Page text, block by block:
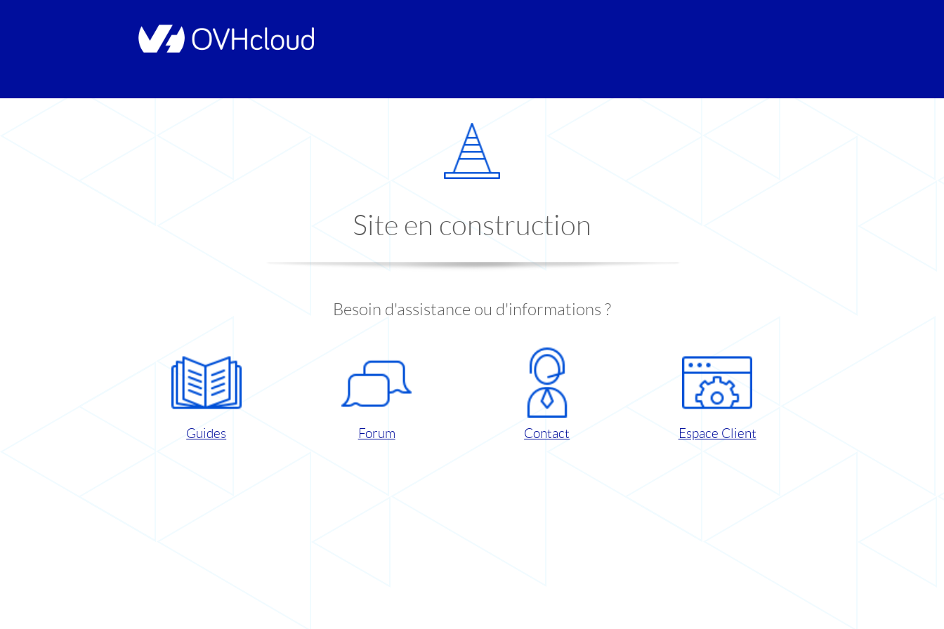
Site en construction
Besoin d'assistance ou d'informations ?
Guides Forum Contact Espace Client